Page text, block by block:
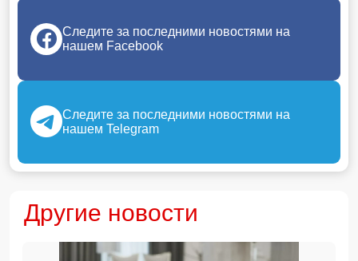
Следите за последними новостями на
нашем Facebook
Следите за последними новостями на
нашем Telegram
Другие новости